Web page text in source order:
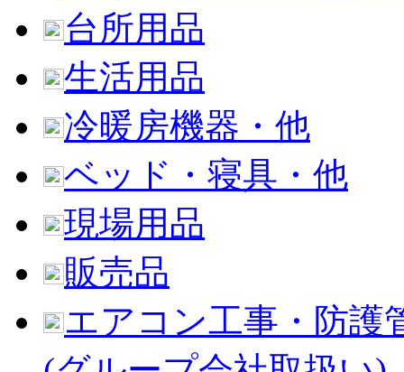
台所用品
生活用品
冷暖房機器・他
ベッド・寝具・他
現場用品
販売品
エアコン工事・防護